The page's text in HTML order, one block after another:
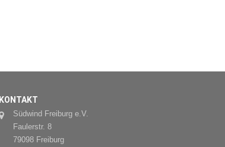
KONTAKT
Südwind Freiburg e.V.
Faulerstr. 8
79098 Freiburg